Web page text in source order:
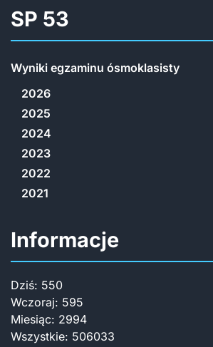
SP 53
Wyniki egzaminu ósmoklasisty
2026
2025
2024
2023
2022
2021
Informacje
Dziś: 550
Wczoraj: 595
Miesiąc: 2994
Wszystkie: 506033